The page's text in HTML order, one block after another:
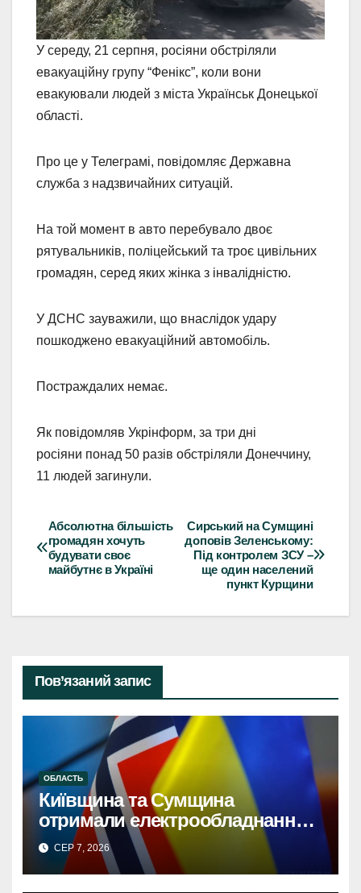
У середу, 21 серпня, росіяни обстріляли
евакуаційну групу “Фенікс”, коли вони
евакуювали людей з міста Українськ Донецької
області.
Про це у Телеграмі, повідомляє Державна
служба з надзвичайних ситуацій.
На той момент в авто перебувало двоє
рятувальників, поліцейський та троє цивільних
громадян, серед яких жінка з інвалідністю.
У ДСНС зауважили, що внаслідок удару
пошкоджено евакуаційний автомобіль.
Постраждалих немає.
Як повідомляв Укрінформ, за три дні
росіяни понад 50 разів обстріляли Донеччину,
11 людей загинули.
Навігація
записів
Сирський на Сумщині
доповів Зеленському:
Під контролем ЗСУ –
ще один населений
пункт Курщини
Абсолютна більшість
громадян хочуть
будувати своє
майбутнє в Україні
Пов’язаний запис
ОБЛАСТЬ
Київщина та Сумщина
отримали електрообладнання
від НорвегіїКиївщина та
Сумщина: Норвезька допомога
з електрообладнанням для
СЕР 7, 2026